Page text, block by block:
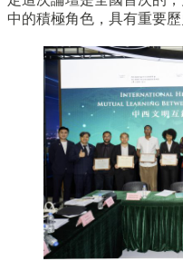
中的積極角色，具有重要歷